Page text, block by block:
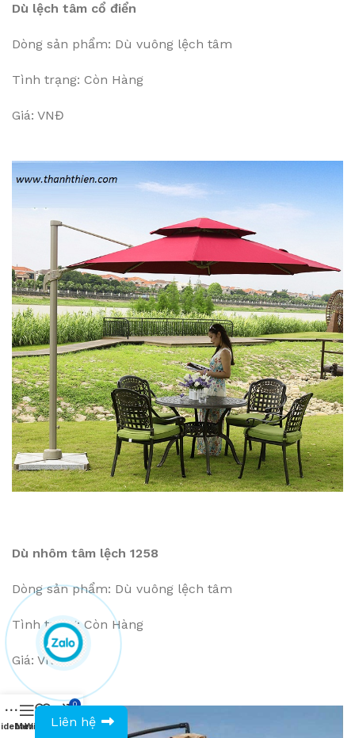
Dù lệch tâm cổ điển
Dòng sản phẩm: Dù vuông lệch tâm
Tình trạng: Còn Hàng
Giá: VNĐ
Dù nhôm tâm lệch 1258
Dòng sản phẩm: Dù vuông lệch tâm
Tình trạng: Còn Hàng
Giá: VNĐ
MenuWishlistCompare
0
Cart
Liên hệ
0943594386